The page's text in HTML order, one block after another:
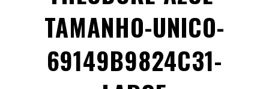
TAMANHO-UNICO-
69149B9824C31-